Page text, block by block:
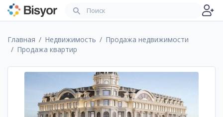
Главная Недвижимость
Продажа недвижимости
Продажа квартир